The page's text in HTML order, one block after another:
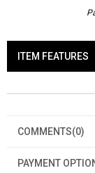
ITEM FEATURES
COMMENTS(0)
PAYMENT